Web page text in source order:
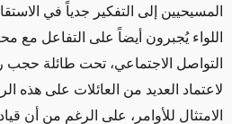
المسيحيين إلى التفكير جدياً في
اللواء يُجبرون أيضاً على التفاعل مع
التواصل الاجتماعي، تحت طائلة حجب
لاعتماد العديد من العائلات على هذه
الامتثال للأوامر، على الرغم من أن